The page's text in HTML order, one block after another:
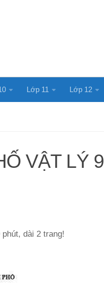
Lớp 11 Lớp 12
VẬT LÝ 9
dài 2 trang!